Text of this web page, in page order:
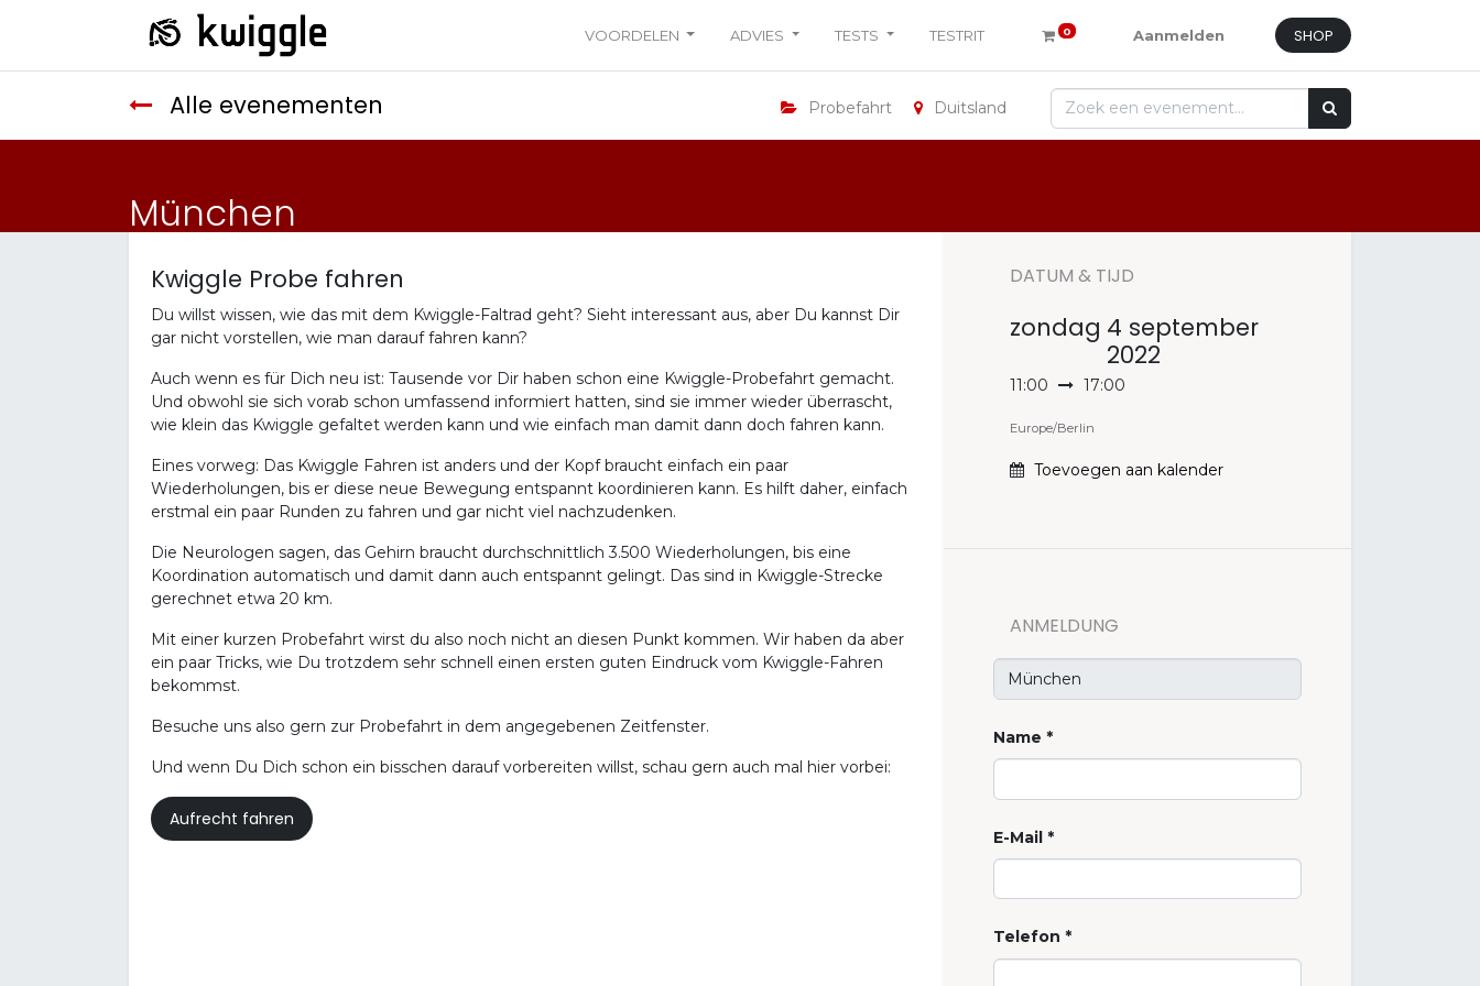
VOORDELEN ADVIES TESTS TESTRIT 0 Aanmelden SHOP
Alle evenementen Probefahrt Duitsland
München
Kwiggle Probe fahren
Du willst wissen, wie das mit dem Kwiggle-Faltrad geht? Sieht interessant aus, aber Du kannst Dir
gar nicht vorstellen, wie man darauf fahren kann?
Auch wenn es für Dich neu ist: Tausende vor Dir haben schon eine Kwiggle-Probefahrt gemacht.
Und obwohl sie sich vorab schon umfassend informiert hatten, sind sie immer wieder überrascht,
wie klein das Kwiggle gefaltet werden kann und wie einfach man damit dann doch fahren kann.
Eines vorweg: Das Kwiggle Fahren ist anders und der Kopf braucht einfach ein paar
Wiederholungen, bis er diese neue Bewegung entspannt koordinieren kann. Es hilft daher, einfach
erstmal ein paar Runden zu fahren und gar nicht viel nachzudenken.
Die Neurologen sagen, das Gehirn braucht durchschnittlich 3.500 Wiederholungen, bis eine
Koordination automatisch und damit dann auch entspannt gelingt. Das sind in Kwiggle-Strecke
gerechnet etwa 20 km.
Mit einer kurzen Probefahrt wirst du also noch nicht an diesen Punkt kommen. Wir haben da aber
ein paar Tricks, wie Du trotzdem sehr schnell einen ersten guten Eindruck vom Kwiggle-Fahren
bekommst.
Besuche uns also gern zur Probefahrt in dem angegebenen Zeitfenster.
Und wenn Du Dich schon ein bisschen darauf vorbereiten willst, schau gern auch mal hier vorbei:
Aufrecht fahren
DATUM & TIJD
zondag 4 september
2022
11:00 17:00
Europe/Berlin
Toevoegen aan kalender
ANMELDUNG
Name
E-Mail
Telefon